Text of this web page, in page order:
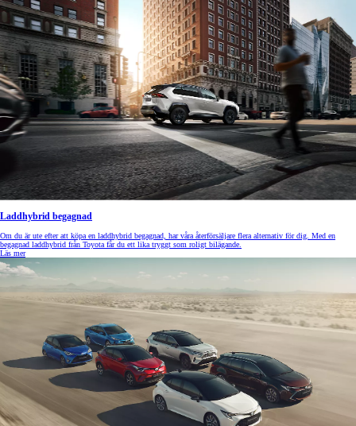
Laddhybrid begagnad
Om du är ute efter att köpa en laddhybrid begagnad, har våra återförsäljare flera alternativ för dig. Med en
begagnad laddhybrid från Toyota får du ett lika tryggt som roligt bilägande.
Läs mer